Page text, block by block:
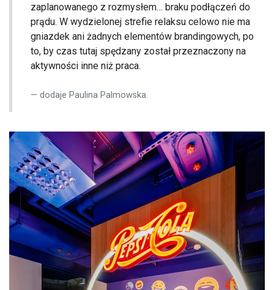
zaplanowanego z rozmysłem… braku podłączeń do
prądu. W wydzielonej strefie relaksu celowo nie ma
gniazdek ani żadnych elementów brandingowych, po
to, by czas tutaj spędzany został przeznaczony na
aktywności inne niż praca.
dodaje Paulina Palmowska.